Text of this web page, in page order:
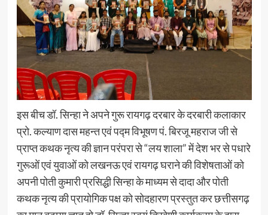
इस बीच डॉ. सिन्हा ने अपने गुरू रायगढ़ दरबार के दरबारी कलाकार
प्रो. कल्याण दास महन्त एवं पद्म विभूषण पं. बिरजू महराज जी से
प्राप्त कथक नृत्य की ज्ञान परंपरा से “लय शाला” में देश भर से पधारे
गुरूओं एवं युवाओं को लखनऊ एवं रायगढ़ घराने की विशेषताओं को
अपनी पोती कुमारी प्रसिद्धी सिन्हा के माध्यम से दादा और पोती
कथक नृत्य की प्रायोगिक पक्ष को सोदहारण प्रस्तुत कर छत्तीसगढ़